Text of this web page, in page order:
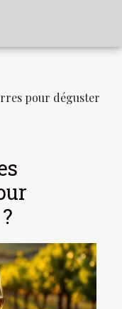
pour déguster